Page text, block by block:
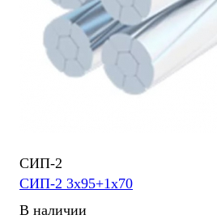
СИП-2
СИП-2 3х95+1х70
В наличии